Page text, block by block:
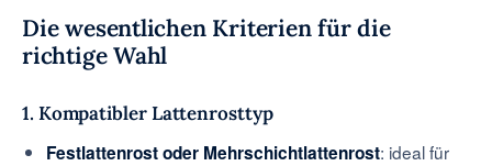
Die wesentlichen Kriterien für die
richtige Wahl
1. Kompatibler Lattenrosttyp
Festlattenrost oder Mehrschichtlattenrost: ideal für